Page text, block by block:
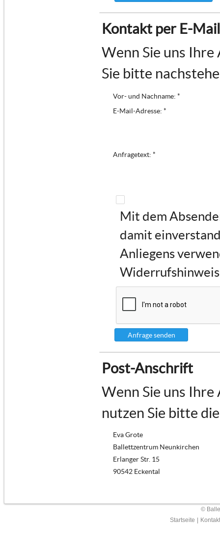
Kontakt per E-Mail
Wenn Sie uns
Sie bitte
Mit dem
damit
Anliegens
Anfrage senden
Vor- und Nachname: *
E-Mail-Adresse: *
Anfragetext: *
Post-Anschrift
Wenn Sie uns
nutzen Sie bitte
Eva Grote
Ballettzentrum Neunkirchen
Erlanger Str. 15
90542 Eckental
©
Startseite
Kontakt